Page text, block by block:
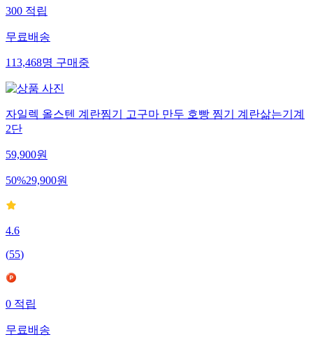
300 적립
무료배송
113,468명 구매중
자일렉 올스텐 계란찜기 고구마 만두 호빵 찜기 계란삶는기계
2단
59,900원
50%29,900원
4.6
(55)
0 적립
무료배송